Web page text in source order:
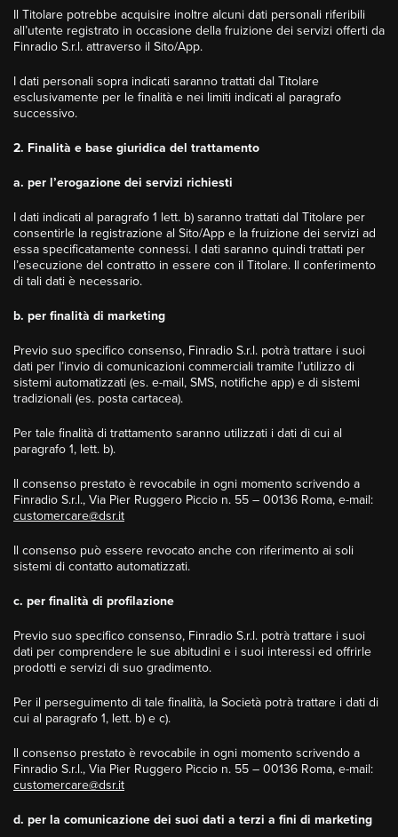
Il Titolare potrebbe acquisire inoltre alcuni dati personali riferibili
all’utente registrato in occasione della fruizione dei servizi offerti da
Finradio S.r.l. attraverso il Sito/App.
I dati personali sopra indicati saranno trattati dal Titolare
esclusivamente per le finalità e nei limiti indicati al paragrafo
successivo.
2. Finalità e base giuridica del trattamento
a. per l’erogazione dei servizi richiesti
I dati indicati al paragrafo 1 lett. b) saranno trattati dal Titolare per
consentirle la registrazione al Sito/App e la fruizione dei servizi ad
essa specificatamente connessi. I dati saranno quindi trattati per
l’esecuzione del contratto in essere con il Titolare. Il conferimento
di tali dati è necessario.
b. per finalità di marketing
Previo suo specifico consenso, Finradio S.r.l. potrà trattare i suoi
dati per l’invio di comunicazioni commerciali tramite l’utilizzo di
sistemi automatizzati (es. e-mail, SMS, notifiche app) e di sistemi
tradizionali (es. posta cartacea).
Per tale finalità di trattamento saranno utilizzati i dati di cui al
paragrafo 1, lett. b).
Il consenso prestato è revocabile in ogni momento scrivendo a
Finradio S.r.l., Via Pier Ruggero Piccio n. 55 – 00136 Roma, e-mail:
customercare@dsr.it
Il consenso può essere revocato anche con riferimento ai soli
sistemi di contatto automatizzati.
c. per finalità di profilazione
Previo suo specifico consenso, Finradio S.r.l. potrà trattare i suoi
dati per comprendere le sue abitudini e i suoi interessi ed offrirle
prodotti e servizi di suo gradimento.
Per il perseguimento di tale finalità, la Società potrà trattare i dati di
cui al paragrafo 1, lett. b) e c).
Il consenso prestato è revocabile in ogni momento scrivendo a
Finradio S.r.l., Via Pier Ruggero Piccio n. 55 – 00136 Roma, e-mail:
customercare@dsr.it
d. per la comunicazione dei suoi dati a terzi a fini di marketing